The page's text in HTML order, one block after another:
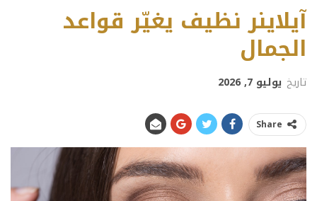
آيلاينر نظيف يغيّر قواعد
الجمال
تاريخ يوليو 7, 2026
Share